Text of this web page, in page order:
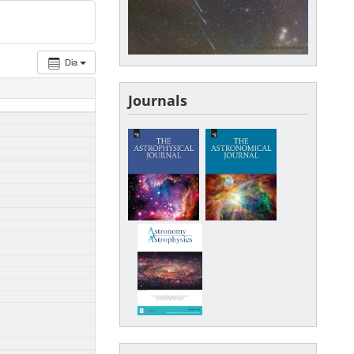
Dia
Journals